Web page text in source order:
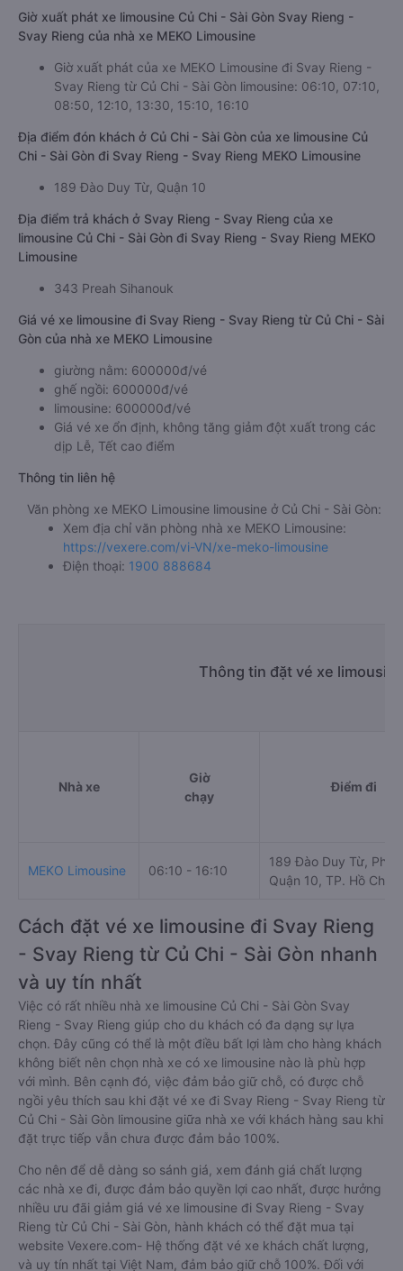
Giờ xuất phát xe limousine Củ Chi - Sài Gòn Svay Rieng -
Svay Rieng của nhà xe MEKO Limousine
Giờ xuất phát của xe MEKO Limousine đi Svay Rieng -
Svay Rieng từ Củ Chi - Sài Gòn limousine: 06:10, 07:10,
08:50, 12:10, 13:30, 15:10, 16:10
Địa điểm đón khách ở Củ Chi - Sài Gòn của xe limousine Củ
Chi - Sài Gòn đi Svay Rieng - Svay Rieng MEKO Limousine
189 Đào Duy Từ, Quận 10
Địa điểm trả khách ở Svay Rieng - Svay Rieng của xe
limousine Củ Chi - Sài Gòn đi Svay Rieng - Svay Rieng MEKO
Limousine
343 Preah Sihanouk
Giá vé xe limousine đi Svay Rieng - Svay Rieng từ Củ Chi - Sài
Gòn của nhà xe MEKO Limousine
giường nằm: 600000đ/vé
ghế ngồi: 600000đ/vé
limousine: 600000đ/vé
Giá vé xe ổn định, không tăng giảm đột xuất trong các
dịp Lễ, Tết cao điểm
Thông tin liên hệ
Văn phòng xe MEKO Limousine limousine ở Củ Chi - Sài Gòn:
Xem địa chỉ văn phòng nhà xe MEKO Limousine:
https://vexere.com/vi-VN/xe-meko-limousine
Điện thoại: 1900 888684
Thông tin đặt vé xe
Nhà xe
Giờ
chạy
Điểm đi
MEKO Limousine 06:10 - 16:10
189 Đào Duy Từ,
Quận 10, TP. Hồ Chí
Cách đặt vé xe limousine đi Svay Rieng
- Svay Rieng từ Củ Chi - Sài Gòn nhanh
và uy tín nhất
Việc có rất nhiều nhà xe limousine Củ Chi - Sài Gòn Svay
Rieng - Svay Rieng giúp cho du khách có đa dạng sự lựa
chọn. Đây cũng có thể là một điều bất lợi làm cho hàng khách
không biết nên chọn nhà xe có xe limousine nào là phù hợp
với mình. Bên cạnh đó, việc đảm bảo giữ chỗ, có được chỗ
ngồi yêu thích sau khi đặt vé xe đi Svay Rieng - Svay Rieng từ
Củ Chi - Sài Gòn limousine giữa nhà xe với khách hàng sau khi
đặt trực tiếp vẫn chưa được đảm bảo 100%.
Cho nên để dễ dàng so sánh giá, xem đánh giá chất lượng
các nhà xe đi, được đảm bảo quyền lợi cao nhất, được hưởng
nhiều ưu đãi giảm giá vé xe limousine đi Svay Rieng - Svay
Rieng từ Củ Chi - Sài Gòn, hành khách có thể đặt mua tại
website Vexere.com- Hệ thống đặt vé xe khách chất lượng,
và uy tín nhất tại Việt Nam, đảm bảo giữ chỗ 100%. Đối với